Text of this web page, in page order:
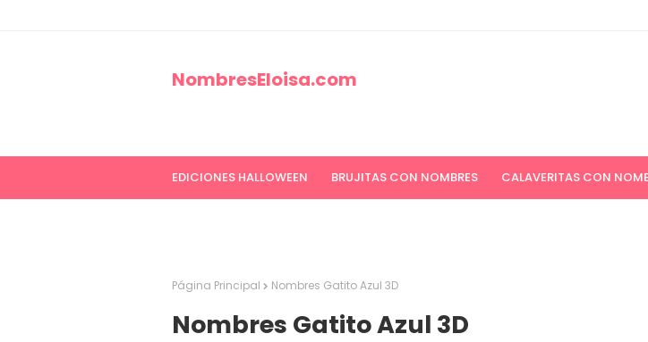
NombresEloisa.com
EDICIONES HALLOWEEN BRUJITAS CON NOMBRES CALAVERITAS CON
Página Principal Nombres Gatito Azul 3D
Nombres Gatito Azul 3D